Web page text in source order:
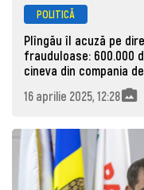
POLITICĂ
Plîngău îl acuză pe
frauduloase: 600.000
cineva din compania
16 aprilie 2025, 12:28